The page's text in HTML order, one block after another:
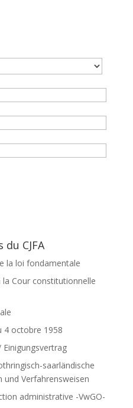
CJFA
la loi fondamentale
la Cour constitutionnelle
4 octobre 1958
Einigungsvertrag
saarländische
und Verfahrensweisen
administrative -VwGO-